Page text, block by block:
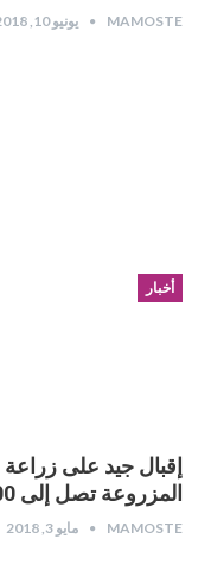
MAMOSTE يونيو 10, 2018
أخبار
إقبال جيد على
المزروعة تصل إلى 3500 هكتار
MAMOSTE مايو 3, 2018